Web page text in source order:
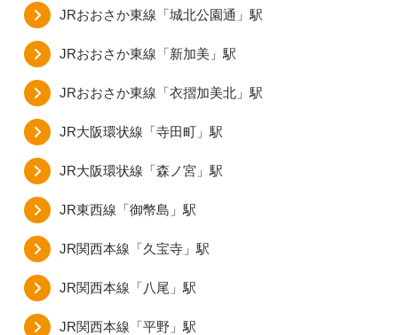
JRおおさか東線「城北公園通」駅
JRおおさか東線「新加美」駅
JRおおさか東線「衣摺加美北」駅
JR大阪環状線「寺田町」駅
JR大阪環状線「森ノ宮」駅
JR東西線「御幣島」駅
JR関西本線「久宝寺」駅
JR関西本線「八尾」駅
JR関西本線「平野」駅